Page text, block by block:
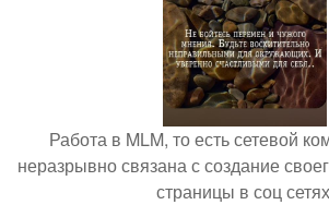
Работа в MLM, то есть сетевой
неразрывно связана с создание
страницы в соц